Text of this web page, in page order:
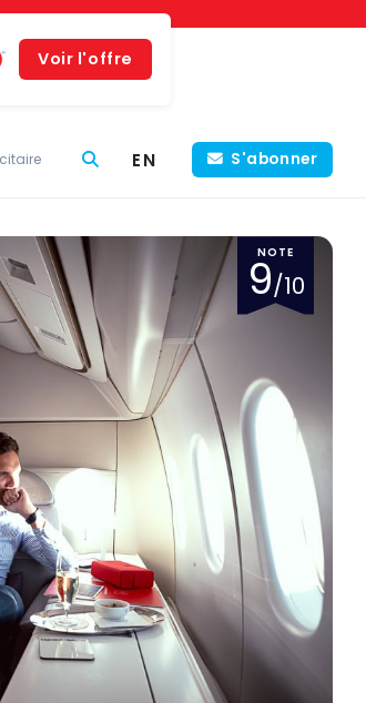
Voir l'offre
EN S'abonner
NOTE
9/10